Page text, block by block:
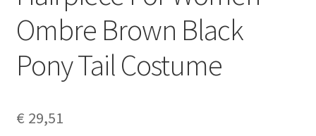
Ombre Brown Black
Pony Tail Costume
€ 29,51